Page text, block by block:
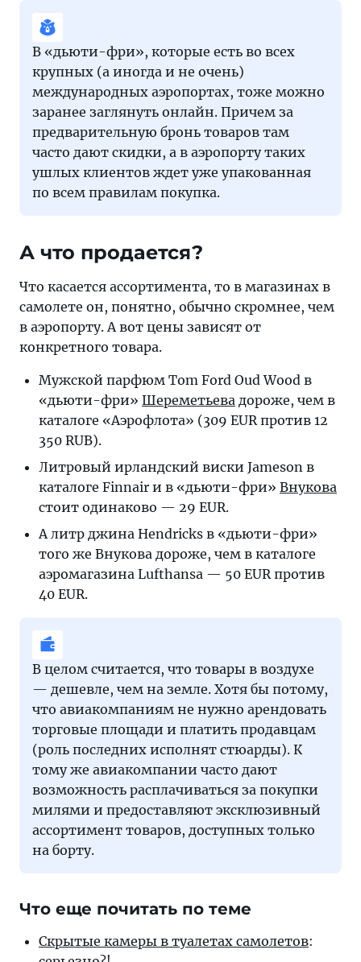
В «дьюти-фри», которые есть во всех
крупных (а иногда и не очень)
международных аэропортах, тоже можно
заранее заглянуть онлайн. Причем за
предварительную бронь товаров там
часто дают скидки, а в аэропорту таких
ушлых клиентов ждет уже упакованная
по всем правилам покупка.
А что продается?
Что касается ассортимента, то в магазинах в
самолете он, понятно, обычно скромнее, чем
в аэропорту. А вот цены зависят от
конкретного товара.
Мужской парфюм Tom Ford Oud Wood в
«дьюти-фри» Шереметьева дороже, чем в
каталоге «Аэрофлота» (309 EUR против 12
350 RUB).
Литровый ирландский виски Jameson в
каталоге Finnair и в «дьюти-фри» Внукова
стоит одинаково — 29 EUR.
А литр джина Hendricks в «дьюти-фри»
того же Внукова дороже, чем в каталоге
аэромагазина Lufthansa — 50 EUR против
40 EUR.
В целом считается, что товары в воздухе
— дешевле, чем на земле. Хотя бы потому,
что авиакомпаниям не нужно арендовать
торговые площади и платить продавцам
(роль последних исполнят стюарды). К
тому же авиакомпании часто дают
возможность расплачиваться за покупки
милями и предоставляют эксклюзивный
ассортимент товаров, доступных только
на борту.
Что еще почитать по теме
Скрытые камеры в туалетах самолетов: